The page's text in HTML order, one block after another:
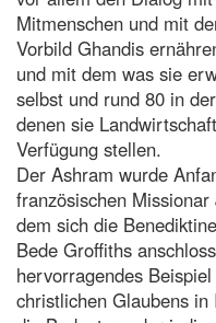
Mitmenschen und mit
Vorbild Ghandis
und mit dem was sie
selbst und rund 80 in
denen sie
Verfügung stellen.
Der Ashram wurde
französischen
dem sich die
Bede Groffiths
hervorragendes
christlichen Glaubens